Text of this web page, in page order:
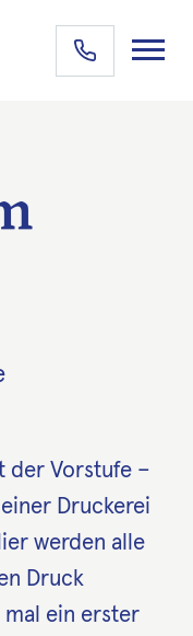
der Vorstufe –
Druckerei
werden alle
Druck
ein erster